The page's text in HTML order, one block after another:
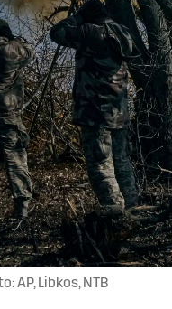
AP, Libkos, NTB